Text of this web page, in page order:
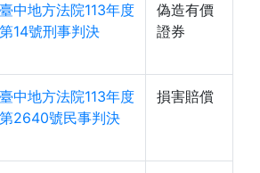
中地方法院113年度
14號刑事判決
偽造有價
證券
中地方法院113年度
2640號民事判決
損害賠償